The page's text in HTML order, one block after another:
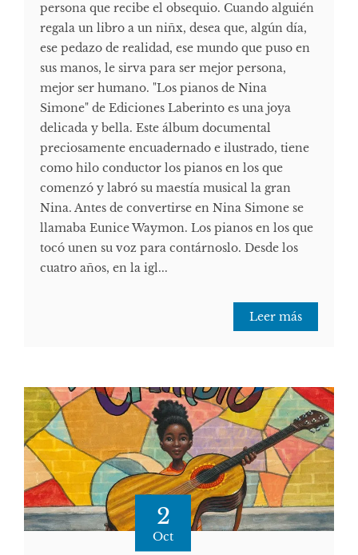
persona que recibe el obsequio. Cuando alguién
regala un libro a un niñx, desea que, algún día,
ese pedazo de realidad, ese mundo que puso en
sus manos, le sirva para ser mejor persona,
mejor ser humano. "Los pianos de Nina
Simone" de Ediciones Laberinto es una joya
delicada y bella. Este álbum documental
preciosamente encuadernado e ilustrado, tiene
como hilo conductor los pianos en los que
comenzó y labró su maestía musical la gran
Nina. Antes de convertirse en Nina Simone se
llamaba Eunice Waymon. Los pianos en los que
tocó unen su voz para contárnoslo. Desde los
cuatro años, en la igl...
Leer más
2
Oct